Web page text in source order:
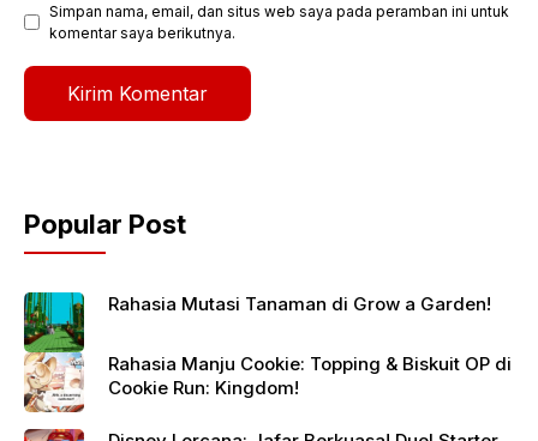
Simpan nama, email, dan situs web saya pada peramban ini untuk
komentar saya berikutnya.
Popular Post
Rahasia Mutasi Tanaman di Grow a Garden!
Rahasia Manju Cookie: Topping & Biskuit OP di
Cookie Run: Kingdom!